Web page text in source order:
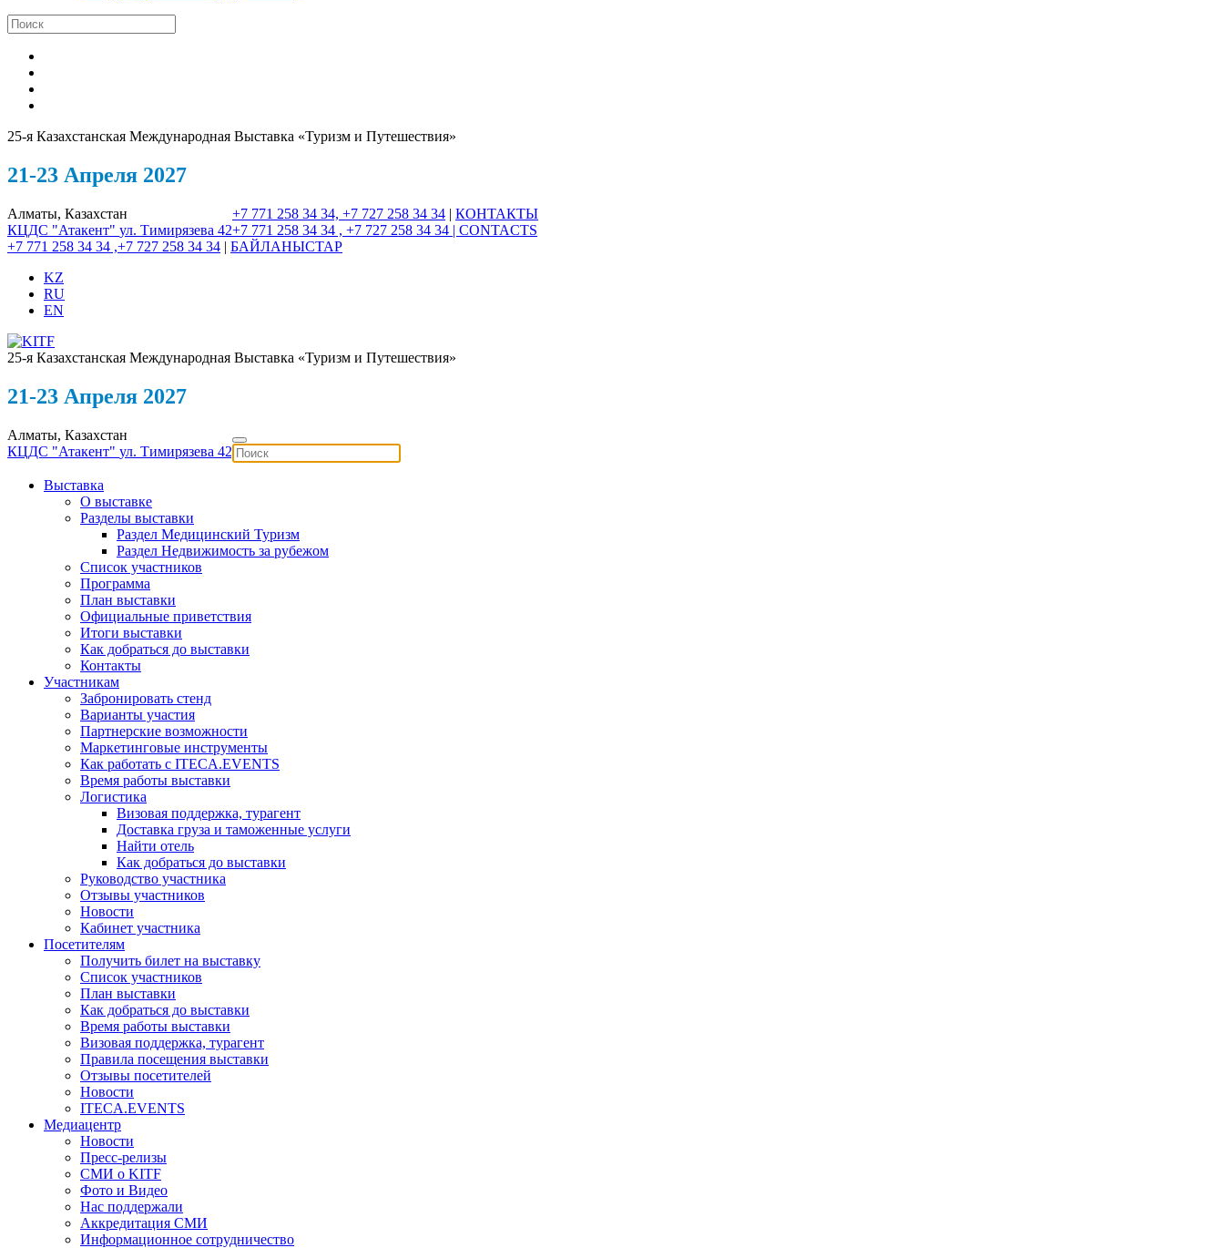
25-я Казахстанская Международная Выставка «Туризм и Путешествия»
21-23 Апреля 2027
Алматы, Казахстан
КЦДС "Атакент" ул. Тимирязева 42
+7 771 258 34 34, +7 727 258 34 34 | КОНТАКТЫ
+7 771 258 34 34 , +7 727 258 34 34 | CONTACTS
+7 771 258 34 34 ,+7 727 258 34 34 | БАЙЛАНЫСТАР
KZ
RU
EN
25-я Казахстанская Международная Выставка «Туризм и Путешествия»
21-23 Апреля 2027
Алматы, Казахстан
КЦДС "Атакент" ул. Тимирязева 42
Выставка
О выставке
Разделы выставки
Раздел Медицинский Туризм
Раздел Недвижимость за рубежом
Список участников
Программа
План выставки
Официальные приветствия
Итоги выставки
Как добраться до выставки
Контакты
Участникам
Забронировать стенд
Варианты участия
Партнерские возможности
Маркетинговые инструменты
Как работать с ITECA.EVENTS
Время работы выставки
Логистика
Визовая поддержка, турагент
Доставка груза и таможенные услуги
Найти отель
Как добраться до выставки
Руководство участника
Отзывы участников
Новости
Кабинет участника
Посетителям
Получить билет на выставку
Список участников
План выставки
Как добраться до выставки
Время работы выставки
Визовая поддержка, турагент
Правила посещения выставки
Отзывы посетителей
Новости
ITECA.EVENTS
Медиацентр
Новости
Пресс-релизы
СМИ о KITF
Фото и Видео
Нас поддержали
Аккредитация СМИ
Информационное сотрудничество